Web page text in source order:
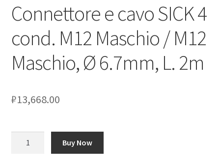
Оставить отзыв
Оформление заказа
Подтверждение заказа
Connettore e cavo SICK 4
cond. M12 Maschio / M12
Maschio, Ø 6.7mm, L. 2m
₽13,668.00
Buy Now